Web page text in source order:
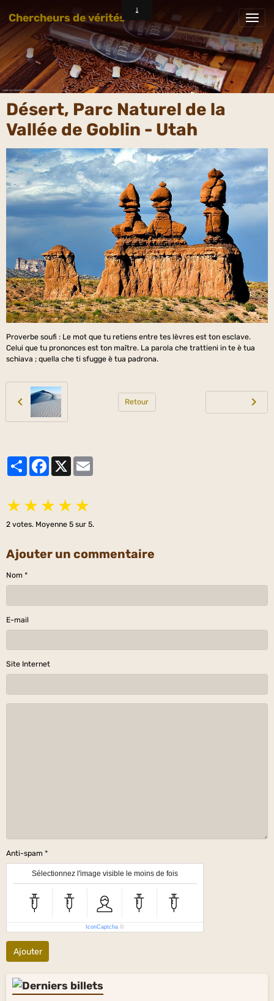
Chercheurs de vérités
Désert, Parc Naturel de la
Vallée de Goblin - Utah
Proverbe soufi : Le mot que tu retiens entre tes lèvres est ton esclave.
Celui que tu prononces est ton maître. La parola che trattieni in te è tua
schiava ; quella che ti sfugge è tua padrona.
Retour
PartagerFacebook
★ ★ ★ ★ ★
2 votes. Moyenne 5 sur 5.
Ajouter un commentaire
Nom
E-mail
Site Internet
Anti-spam
Sélectionnez l'image visible le moins de fois
IconCaptcha ©
Ajouter